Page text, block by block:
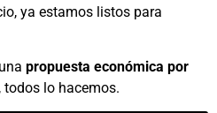
ya estamos listos para
propuesta económica por
todos lo hacemos.